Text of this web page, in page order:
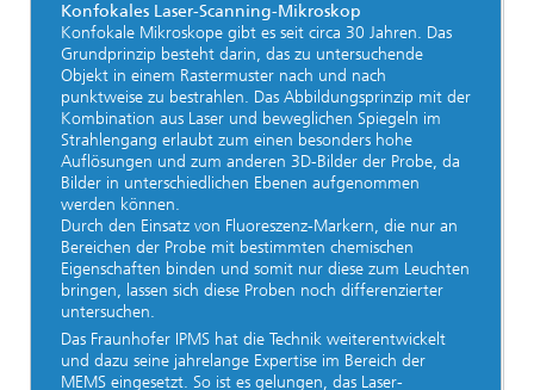
Konfokales Laser-Scanning-Mikroskop
Konfokale Mikroskope gibt es seit circa 30 Jahren. Das
Grundprinzip besteht darin, das zu untersuchende
Objekt in einem Rastermuster nach und nach
punktweise zu bestrahlen. Das Abbildungsprinzip mit der
Kombination aus Laser und beweglichen Spiegeln im
Strahlengang erlaubt zum einen besonders hohe
Auflösungen und zum anderen 3D-Bilder der Probe, da
Bilder in unterschiedlichen Ebenen aufgenommen
werden können.
Durch den Einsatz von Fluoreszenz-Markern, die nur an
Bereichen der Probe mit bestimmten chemischen
Eigenschaften binden und somit nur diese zum Leuchten
bringen, lassen sich diese Proben noch differenzierter
untersuchen.
Das Fraunhofer IPMS hat die Technik weiterentwickelt
und dazu seine jahrelange Expertise im Bereich der
MEMS eingesetzt. So ist es gelungen, das Laser-